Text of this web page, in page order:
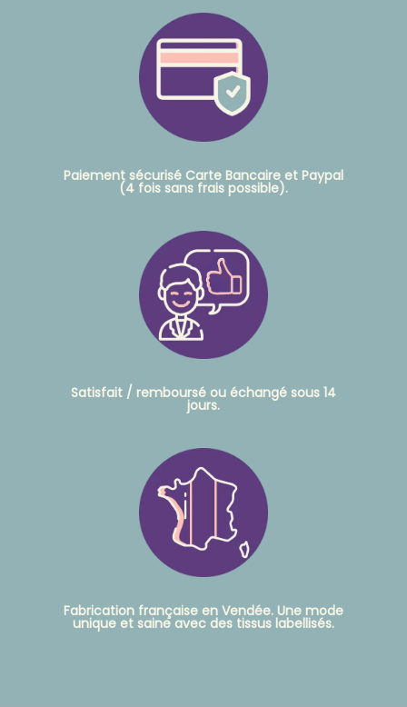
Paiement sécurisé Carte Bancaire et Paypal
(4 fois sans frais possible).
Satisfait / remboursé ou échangé sous 14
jours.
Fabrication française en Vendée. Une mode
unique et saine avec des tissus labellisés.